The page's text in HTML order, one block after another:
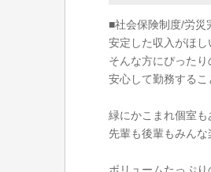
■社会保険制度/労災
安定した収入がほ
そんな方にぴった
安心して勤務する
緑にかこまれ個室
先輩も後輩もみん